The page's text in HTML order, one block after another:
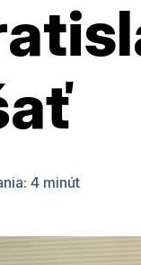
4 minút